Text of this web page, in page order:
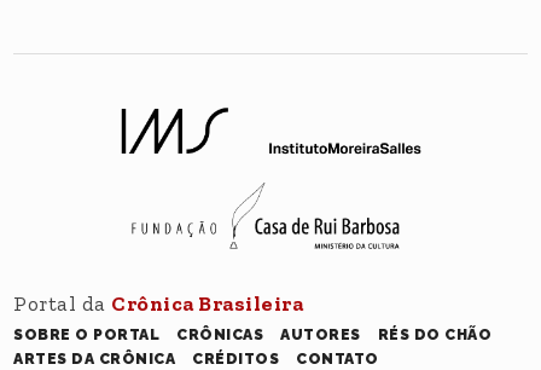
Portal da Crônica Brasileira
SOBRE O PORTAL CRÔNICAS AUTORES
RÉS DO CHÃO
ARTES DA CRÔNICA
CRÉDITOS CONTATO